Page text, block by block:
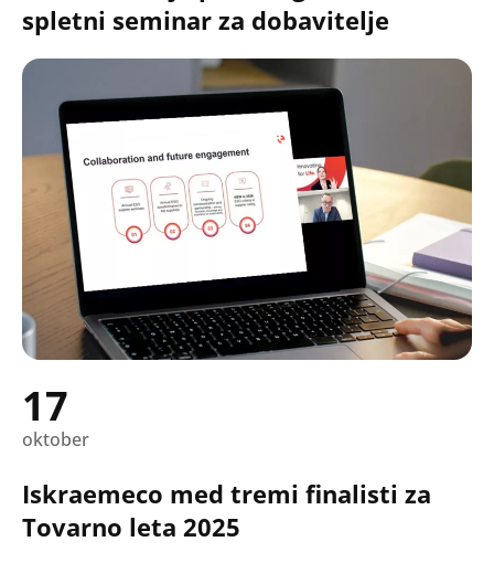
spletni seminar za dobavitelje
17
oktober
Iskraemeco med tremi finalisti za
Tovarno leta 2025